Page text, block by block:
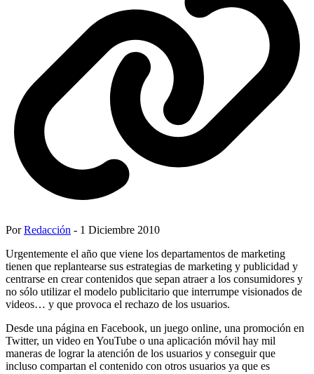
PorRedacción - 1 Diciembre 2010
Urgentemente el año que viene los departamentos de marketing
tienen que replantearse sus estrategias de marketing y publicidad y
centrarse en crear contenidos que sepan atraer a los consumidores y
no sólo utilizar el modelo publicitario que interrumpe visionados de
videos… y que provoca el rechazo de los usuarios.
Desde una página en Facebook, un juego online, una promoción en
Twitter, un video en YouTube o una aplicación móvil hay mil
maneras de lograr la atención de los usuarios y conseguir que
incluso compartan el contenido con otros usuarios ya que es